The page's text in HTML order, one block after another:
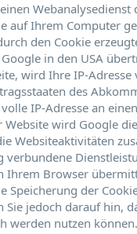
Webanalysedienst
auf Ihrem Computer
den Cookie
in den USA
wird Ihre IP-
des
IP-Adresse an
wird Google
Websiteaktivitäten
Ihrem Browser
Speicherung der
jedoch darauf hin,
werden nutzen